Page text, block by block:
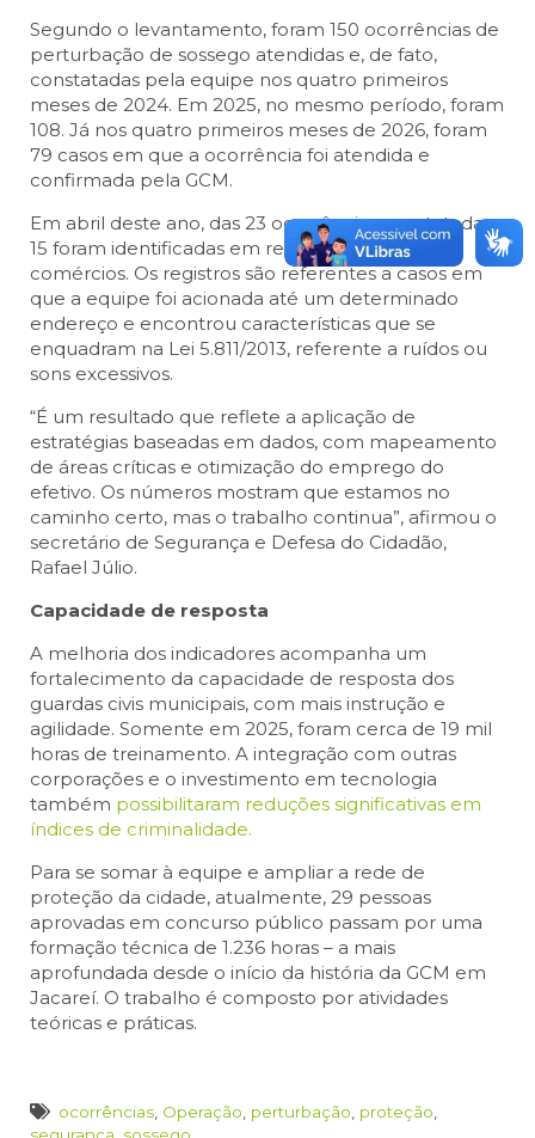
Segundo o levantamento, foram 150 ocorrências de
perturbação de sossego atendidas e, de fato,
constatadas pela equipe nos quatro primeiros
meses de 2024. Em 2025, no mesmo período, foram
108. Já nos quatro primeiros meses de 2026, foram
79 casos em que a ocorrência foi atendida e
confirmada pela GCM.
Em abril deste ano, das 23 ocorrências constatadas,
15 foram identificadas em residências e oito em
comércios. Os registros são referentes a casos em
que a equipe foi acionada até um determinado
endereço e encontrou características que se
enquadram na Lei 5.811/2013, referente a ruídos ou
sons excessivos.
“É um resultado que reflete a aplicação de
estratégias baseadas em dados, com mapeamento
de áreas críticas e otimização do emprego do
efetivo. Os números mostram que estamos no
caminho certo, mas o trabalho continua”, afirmou o
secretário de Segurança e Defesa do Cidadão,
Rafael Júlio.
Capacidade de resposta
A melhoria dos indicadores acompanha um
fortalecimento da capacidade de resposta dos
guardas civis municipais, com mais instrução e
agilidade. Somente em 2025, foram cerca de 19 mil
horas de treinamento. A integração com outras
corporações e o investimento em tecnologia
também possibilitaram reduções significativas em
índices de criminalidade.
Para se somar à equipe e ampliar a rede de
proteção da cidade, atualmente, 29 pessoas
aprovadas em concurso público passam por uma
formação técnica de 1.236 horas – a mais
aprofundada desde o início da história da GCM em
Jacareí. O trabalho é composto por atividades
teóricas e práticas.
ocorrências Operação perturbação proteção